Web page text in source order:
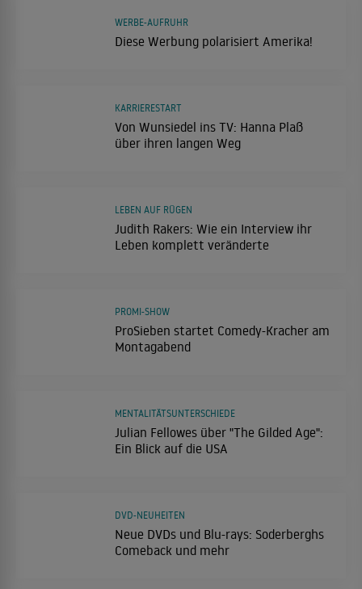
Diese Werbung polarisiert Amerika!
WERBE-AUFRUHR
Von Wunsiedel ins TV: Hanna Plaß
über ihren langen Weg
KARRIERESTART
Judith Rakers: Wie ein Interview ihr
Leben komplett veränderte
LEBEN AUF RÜGEN
ProSieben startet Comedy-Kracher am
Montagabend
PROMI-SHOW
Julian Fellowes über "The Gilded Age":
Ein Blick auf die USA
MENTALITÄTSUNTERSCHIEDE
Neue DVDs und Blu-rays: Soderberghs
Comeback und mehr
DVD-NEUHEITEN